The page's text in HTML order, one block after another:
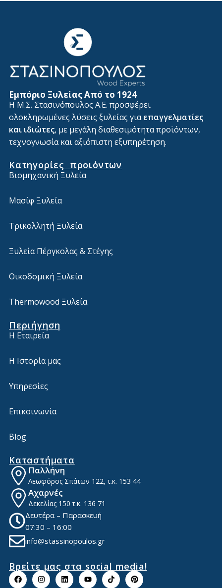
Εμπόριο Ξυλείας Από το 1924
Η Μ.Σ. Στασινόπουλος Α.Ε. προσφέρει
ολοκληρωμένες λύσεις ξυλείας γιαεπαγγελματίες
και ιδιώτες, με μεγάλη διαθεσιμότητα προϊόντων,
τεχνογνωσία και αξιόπιστη εξυπηρέτηση.
Κατηγορίες προιόντων
Βιομηχανική Ξυλεία
Μασίφ Ξυλεία
Τρικολλητή Ξυλεία
Ξυλεία Πέργκολας & Στέγης
Οικοδομική Ξυλεία
Thermowood Ξυλεία
Περιήγηση
Η Εταιρεία
Η Ιστορία μας
Υπηρεσίες
Επικοινωνία
Blog
Καταστήματα
Παλλήνη
Λεωφόρος Σπάτων 122, τ.κ. 153 44
Αχαρνές
Δεκελίας 150 τ.κ. 136 71
Δευτέρα – Παρασκευή
07:30 – 16:00
info@stassinopoulos.gr
Βρείτε μας στα social media!